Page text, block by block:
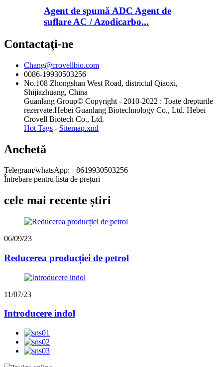
Agent de spumă ADC Agent de
suflare AC / Azodicarbo...
Contactaţi-ne
Chang@crovellbio.com
0086-19930503256
No.108 Zhongshan West Road, districtul Qiaoxi,
Shijiazhuang, China
Guanlang Group© Copyright - 2010-2022 : Toate drepturile
rezervate.Hebei Guanlang Biotechnology Co., Ltd. Hebei
Crovell Biotech Co., Ltd.
Hot Tags - Sitemap.xml
Anchetă
Telegram/whatsApp: +8619930503256
Întrebare pentru lista de prețuri
cele mai recente știri
06/09/23
Reducerea producției de petrol
11/07/23
Introducere indol